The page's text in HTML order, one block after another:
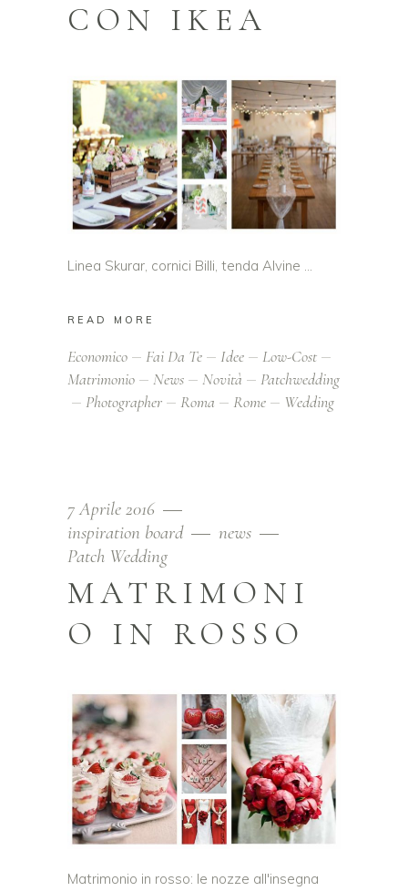
CON IKEA
Linea Skurar, cornici Billi, tenda Alvine
READ MORE
Economico Fai Da Te Idee
Low-Cost
Matrimonio
News Novità
Patchwedding
Photographer
Roma Rome Wedding
7 Aprile 2016
inspiration board
news
Patch Wedding
MATRIMONI
O IN ROSSO
Matrimonio in rosso: le nozze all'insegna